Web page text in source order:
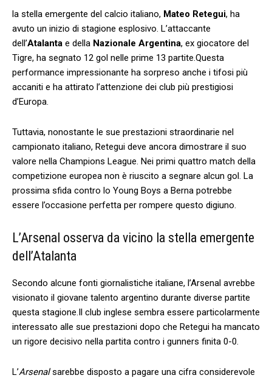
la stella emergente del calcio italiano, Mateo Retegui, ha
avuto un inizio di ‌stagione esplosivo. L’attaccante
dell’Atalanta e​ della Nazionale Argentina, ex⁤ giocatore del
Tigre, ha segnato 12 gol nelle prime 13 partite.Questa
performance impressionante ha sorpreso anche i tifosi più
⁤accaniti e ha attirato l’attenzione ‍dei club più prestigiosi
d’Europa.
Tuttavia, ⁤nonostante le sue ​prestazioni ⁣straordinarie nel
campionato⁤ italiano, Retegui deve ancora dimostrare ‌il suo
valore nella Champions League. Nei primi quattro match della
competizione europea non è riuscito⁣ a segnare alcun gol. La
prossima sfida‍ contro lo Young Boys a⁤ Berna potrebbe
essere l’occasione perfetta per rompere questo digiuno.
L’Arsenal osserva ‍da vicino la stella emergente
dell’Atalanta
Secondo alcune fonti ⁢giornalistiche ​italiane, l’Arsenal avrebbe
visionato il giovane talento argentino durante diverse partite
questa stagione.Il club inglese ‌sembra essere particolarmente
interessato alle sue prestazioni dopo che Retegui ha mancato
un rigore decisivo nella partita ⁤contro i ‌gunners finita 0-0.
L’Arsenalsarebbe disposto ‌a pagare una cifra considerevole